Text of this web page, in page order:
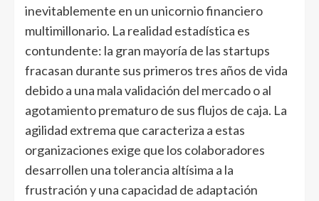
inevitablemente en un unicornio financiero
multimillonario. La realidad estadística es
contundente: la gran mayoría de las startups
fracasan durante sus primeros tres años de vida
debido a una mala validación del mercado o al
agotamiento prematuro de sus flujos de caja. La
agilidad extrema que caracteriza a estas
organizaciones exige que los colaboradores
desarrollen una tolerancia altísima a la
frustración y una capacidad de adaptación